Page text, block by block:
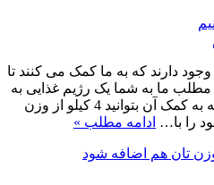
دارند که به ما کمک می کنند تا
ما به شما یک رژیم غذایی به
مدت 4 هفته پیشنهاد می کنیم که به کمک آن بتوانید 4 کیلو از وزن
را با… ادامه مطلب »